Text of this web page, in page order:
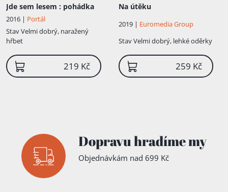
Jde sem lesem : pohádka
2016 | Portál
StavVelmi dobrý, naražený
hřbet
219 Kč
Na útěku
2019 | Euromedia Group
StavVelmi dobrý, lehké oděrky
259 Kč
Dopravu hradíme my
Objednávkám nad 699 Kč